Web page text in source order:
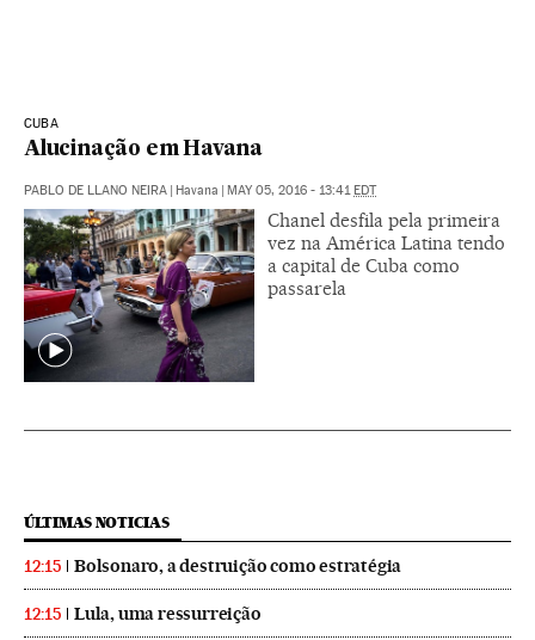
CUBA
Alucinação em Havana
PABLO DE LLANO NEIRA | Havana | MAY 05, 2016 - 13:41EDT
Chanel desfila pela primeira
vez na América Latina tendo
a capital de Cuba como
passarela
ÚLTIMAS NOTICIAS
12:15 Bolsonaro, a destruição como estratégia
12:15 Lula, uma ressurreição